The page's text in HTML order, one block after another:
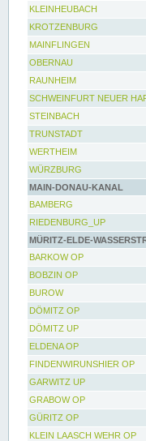
KLEINHEUBACH
KROTZENBURG
MAINFLINGEN
OBERNAU
RAUNHEIM
SCHWEINFURT NEUER
STEINBACH
TRUNSTADT
WERTHEIM
WÜRZBURG
MAIN-DONAU-KANAL
BAMBERG
RIEDENBURG_UP
MÜRITZ-ELDE-
BARKOW OP
BOBZIN OP
BUROW
DÖMITZ OP
DÖMITZ UP
ELDENA OP
FINDENWIRUNSHIER OP
GARWITZ UP
GRABOW OP
GÜRITZ OP
KLEIN LAASCH WEHR OP